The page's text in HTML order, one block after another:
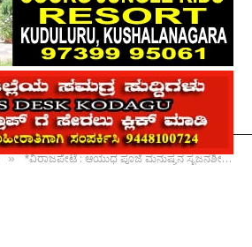
» *ವಿರಾಜಪೇಟೆ : ಆಯುಧ ಪೂಜೆ ಮನುಷ್ಯನ ಸೃಜನಶೀಲತೆ ಮತ್ತು ಕೌಶಲ್ಯಕ್ಕೆ ಸಲ್ಲಿಸುವ ಗೌರವ : ಶಾಸಕ ಎ.ಎಸ್.ಪೊನ್ನಣ್ಣ*